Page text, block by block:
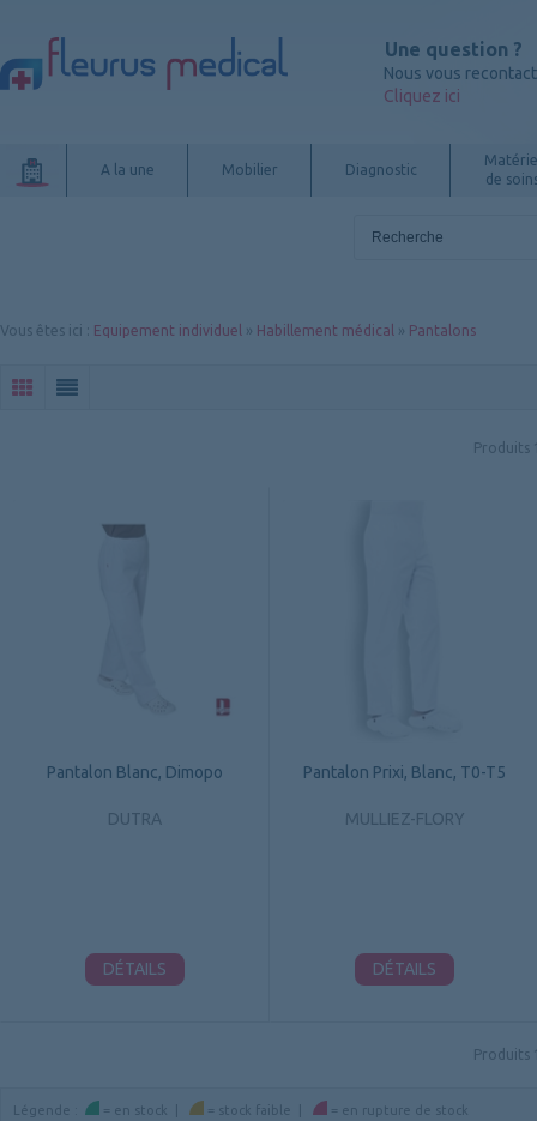
Une question ?
Nous vous
Cliquez ici
A la une Mobilier Diagnostic
de
Vous êtes ici Equipement individuel » Habillement médical » Pantalons
Produits
Pantalon Blanc, Dimopo
DUTRA
DÉTAILS
Pantalon Prixi, Blanc, T0-T5
MULLIEZ-FLORY
DÉTAILS
Produits
Légende = en stock = stock faible = en rupture de stock